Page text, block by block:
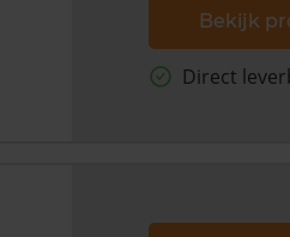
Bekijk
Direct